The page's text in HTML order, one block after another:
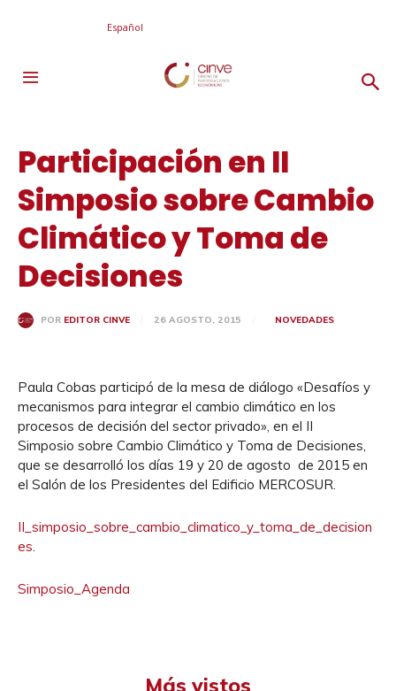
Español
Participación en II
Simposio sobre Cambio
Climático y Toma de
Decisiones
POR EDITOR CINVE 26 AGOSTO, 2015 NOVEDADES
Paula Cobas participó de la mesa de diálogo «Desafíos y
mecanismos para integrar el cambio climático en los
procesos de decisión del sector privado», en el II
Simposio sobre Cambio Climático y Toma de Decisiones,
que se desarrolló los días 19 y 20 de agosto de 2015 en
el Salón de los Presidentes del Edificio MERCOSUR.
II_simposio_sobre_cambio_climatico_y_toma_de_decision
es.
Simposio_Agenda
Más vistos